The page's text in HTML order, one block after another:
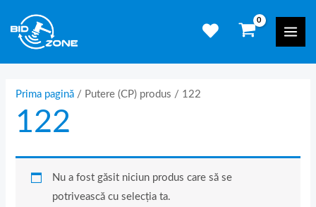
content
Prima pagină / Putere (CP) produs / 122
122
Nu a fost găsit niciun produs care să se
potrivească cu selecția ta.